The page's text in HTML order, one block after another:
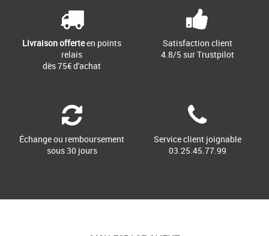
Livraison offerteen points
relais
dès 75€ d'achat
Satisfaction client
4.8/5 sur Trustpilot
Échange ou remboursement
sous 30 jours
Service client joignable
03.25.45.77.99